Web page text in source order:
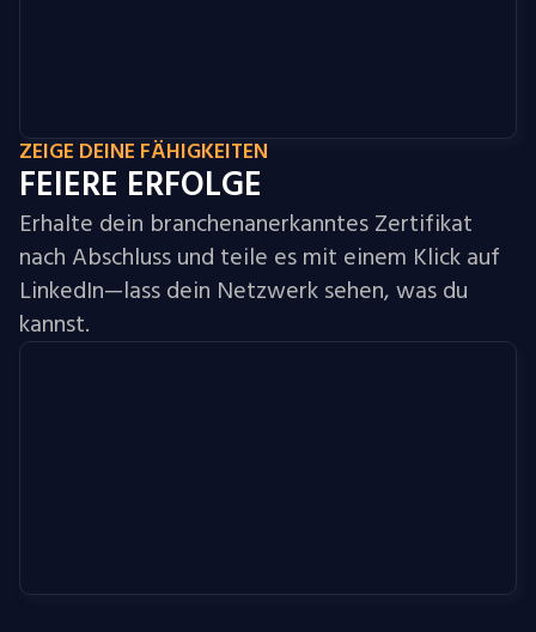
ZEIGE DEINE FÄHIGKEITEN
FEIERE ERFOLGE
Erhalte dein branchenanerkanntes Zertifikat
nach Abschluss und teile es mit einem Klick auf
LinkedIn—lass dein Netzwerk sehen, was du
kannst.